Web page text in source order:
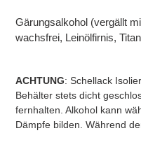
Gärungsalkohol (vergällt
wachsfrei, Leinölfirnis,
ACHTUNG: Schellack
Behälter stets dicht
fernhalten. Alkohol kann
Dämpfe bilden. Während